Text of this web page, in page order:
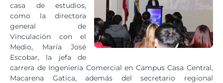
casa de estudios,
como la directora
general de
Vinculación con el
Medio, María José
Escobar, la jefa de
carrera de Ingeniería Comercial en Campus Casa Central,
Macarena Gatica, además del secretario regional